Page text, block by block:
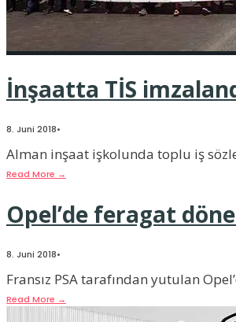
İnşaatta TİS
8. Juni 2018•
Alman inşaat işkolunda toplu iş
Read More →
Opel’de feragat
8. Juni 2018•
Fransız PSA tarafından yutulan
Read More →